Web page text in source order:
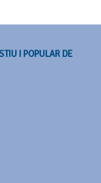
I POPULAR DE